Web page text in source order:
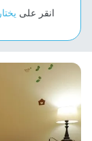
انقر على يختار